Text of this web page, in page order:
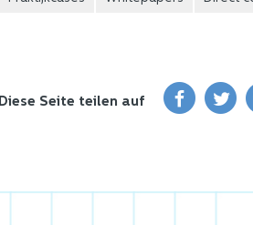
Diese Seite teilen auf